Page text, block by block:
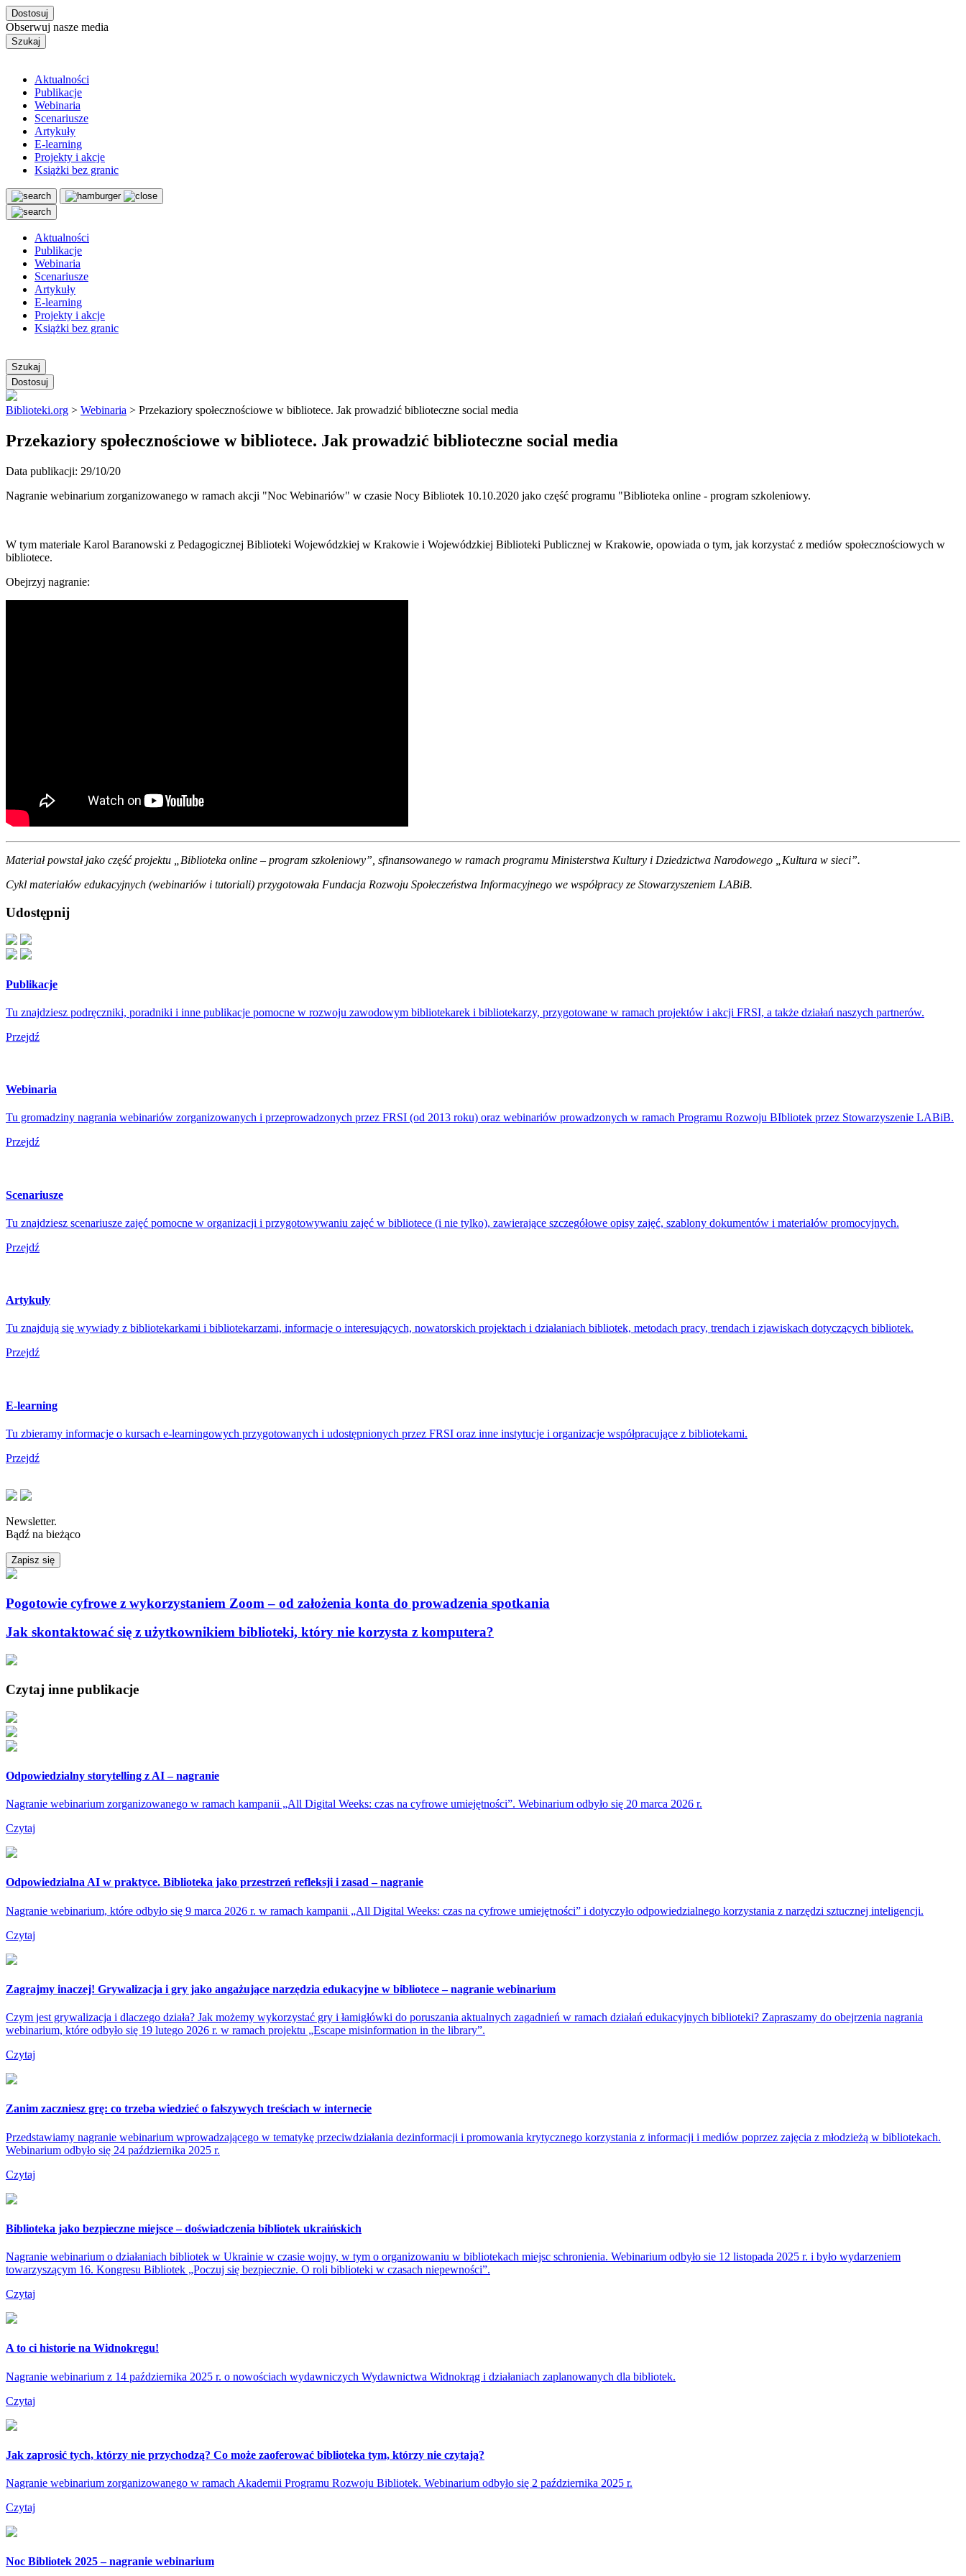
Dostosuj
Obserwuj nasze media
Szukaj
Aktualności
Publikacje
Webinaria
Scenariusze
Artykuły
E-learning
Projekty i akcje
Książki bez granic
Aktualności
Publikacje
Webinaria
Scenariusze
Artykuły
E-learning
Projekty i akcje
Książki bez granic
Szukaj
Dostosuj
Biblioteki.org > Webinaria > Przekaziory społecznościowe w bibliotece. Jak prowadzić biblioteczne social media
Przekaziory społecznościowe w bibliotece. Jak prowadzić biblioteczne social media
Data publikacji: 29/10/20
Nagranie webinarium zorganizowanego w ramach akcji "Noc Webinariów" w czasie Nocy Bibliotek 10.10.2020 jako część programu "Biblioteka online - program szkoleniowy.
W tym materiale Karol Baranowski z Pedagogicznej Biblioteki Wojewódzkiej w Krakowie i Wojewódzkiej Biblioteki Publicznej w Krakowie, opowiada o tym, jak korzystać z mediów społecznościowych w
bibliotece.
Obejrzyj nagranie:
Materiał powstał jako część projektu „Biblioteka online – program szkoleniowy”, sfinansowanego w ramach programu Ministerstwa Kultury i Dziedzictwa Narodowego „Kultura w sieci”.
Cykl materiałów edukacyjnych (webinariów i tutoriali) przygotowała Fundacja Rozwoju Społeczeństwa Informacyjnego we współpracy ze Stowarzyszeniem LABiB.
Udostępnij
Publikacje
Tu znajdziesz podręczniki, poradniki i inne publikacje pomocne w rozwoju zawodowym bibliotekarek i bibliotekarzy, przygotowane w ramach projektów i akcji FRSI, a także działań naszych partnerów.
Przejdź
Webinaria
Tu gromadziny nagrania webinariów zorganizowanych i przeprowadzonych przez FRSI (od 2013 roku) oraz webinariów prowadzonych w ramach Programu Rozwoju BIbliotek przez Stowarzyszenie LABiB.
Przejdź
Scenariusze
Tu znajdziesz scenariusze zajęć pomocne w organizacji i przygotowywaniu zajęć w bibliotece (i nie tylko), zawierające szczegółowe opisy zajęć, szablony dokumentów i materiałów promocyjnych.
Przejdź
Artykuły
Tu znajdują się wywiady z bibliotekarkami i bibliotekarzami, informacje o interesujących, nowatorskich projektach i działaniach bibliotek, metodach pracy, trendach i zjawiskach dotyczących bibliotek.
Przejdź
E-learning
Tu zbieramy informacje o kursach e-learningowych przygotowanych i udostępnionych przez FRSI oraz inne instytucje i organizacje współpracujące z bibliotekami.
Przejdź
Newsletter.
Bądź na bieżąco
Zapisz się
Pogotowie cyfrowe z wykorzystaniem Zoom – od założenia konta do prowadzenia spotkania
Jak skontaktować się z użytkownikiem biblioteki, który nie korzysta z komputera?
Czytaj inne publikacje
Odpowiedzialny storytelling z AI – nagranie
Nagranie webinarium zorganizowanego w ramach kampanii „All Digital Weeks: czas na cyfrowe umiejętności”. Webinarium odbyło się 20 marca 2026 r.
Czytaj
Odpowiedzialna AI w praktyce. Biblioteka jako przestrzeń refleksji i zasad – nagranie
Nagranie webinarium, które odbyło się 9 marca 2026 r. w ramach kampanii „All Digital Weeks: czas na cyfrowe umiejętności” i dotyczyło odpowiedzialnego korzystania z narzędzi sztucznej inteligencji.
Czytaj
Zagrajmy inaczej! Grywalizacja i gry jako angażujące narzędzia edukacyjne w bibliotece – nagranie webinarium
Czym jest grywalizacja i dlaczego działa? Jak możemy wykorzystać gry i łamigłówki do poruszania aktualnych zagadnień w ramach działań edukacyjnych biblioteki? Zapraszamy do obejrzenia nagrania
webinarium, które odbyło się 19 lutego 2026 r. w ramach projektu „Escape misinformation in the library”.
Czytaj
Zanim zaczniesz grę: co trzeba wiedzieć o fałszywych treściach w internecie
Przedstawiamy nagranie webinarium wprowadzającego w tematykę przeciwdziałania dezinformacji i promowania krytycznego korzystania z informacji i mediów poprzez zajęcia z młodzieżą w bibliotekach.
Webinarium odbyło się 24 października 2025 r.
Czytaj
Biblioteka jako bezpieczne miejsce – doświadczenia bibliotek ukraińskich
Nagranie webinarium o działaniach bibliotek w Ukrainie w czasie wojny, w tym o organizowaniu w bibliotekach miejsc schronienia. Webinarium odbyło sie 12 listopada 2025 r. i było wydarzeniem
towarzyszącym 16. Kongresu Bibliotek „Poczuj się bezpiecznie. O roli biblioteki w czasach niepewności”.
Czytaj
A to ci historie na Widnokręgu!
Nagranie webinarium z 14 października 2025 r. o nowościach wydawniczych Wydawnictwa Widnokrąg i działaniach zaplanowanych dla bibliotek.
Czytaj
Jak zaprosić tych, którzy nie przychodzą? Co może zaoferować biblioteka tym, którzy nie czytają?
Nagranie webinarium zorganizowanego w ramach Akademii Programu Rozwoju Bibliotek. Webinarium odbyło się 2 października 2025 r.
Czytaj
Noc Bibliotek 2025 – nagranie webinarium